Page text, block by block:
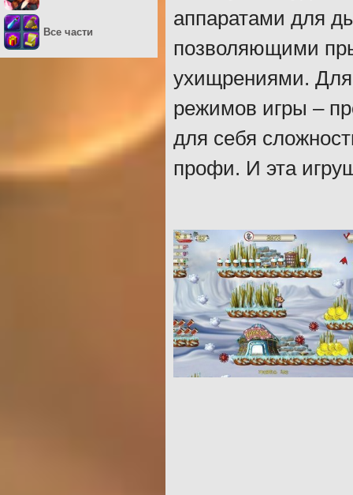
аппаратами для
позволяющими
ухищрениями. Для
режимов игры –
для себя
профи. И эта
Все части